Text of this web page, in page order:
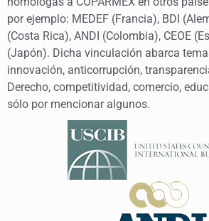
por ejemplo: MEDEF (Francia), BDI
(Costa Rica), ANDI (Colombia), CEOE
(Japón). Dicha vinculación abarca
innovación, anticorrupción,
Derecho, competitividad, comercio,
sólo por mencionar algunos.